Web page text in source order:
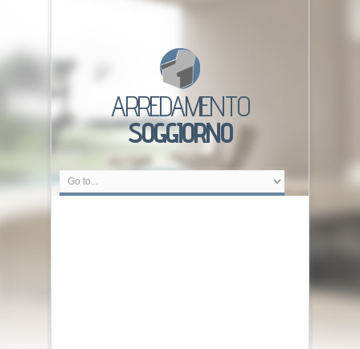
ARREDAMENTO
SOGGIORNO